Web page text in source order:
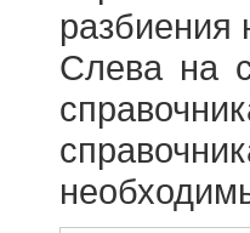
разбиения
Слева на